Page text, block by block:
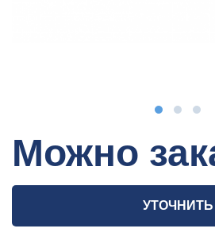
Можно
УТОЧНИТЬ